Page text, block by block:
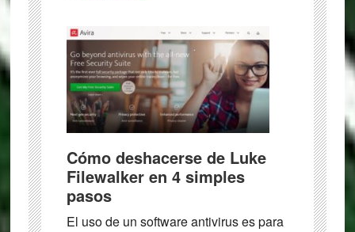
mejores
programas
de
compresión
de
imágenes
sin
pérdida
Windows
Cómo deshacerse de Luke
Filewalker en 4 simples
pasos
El uso de un software antivirus es para